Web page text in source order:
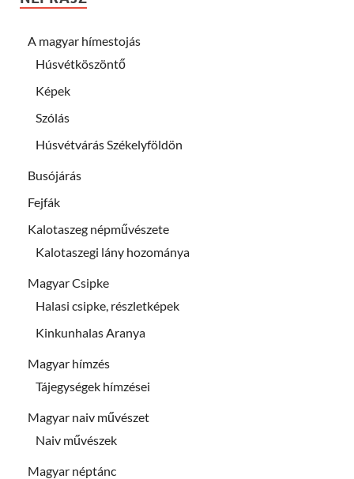
A magyar hímestojás
Húsvétköszöntő
Képek
Szólás
Húsvétvárás Székelyföldön
Busójárás
Fejfák
Kalotaszeg népművészete
Kalotaszegi lány hozománya
Magyar Csipke
Halasi csipke, részletképek
Kinkunhalas Aranya
Magyar hímzés
Tájegységek hímzései
Magyar naiv művészet
Naiv művészek
Magyar néptánc